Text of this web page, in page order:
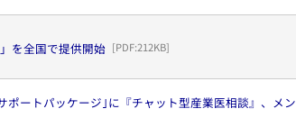
を全国で提供開始 [PDF:212KB]
ートパッケージ｣に『チャット型産業医相談』、メン